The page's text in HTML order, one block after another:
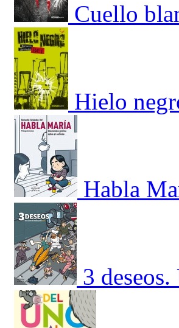
Cuello
Hielo
Habla
3